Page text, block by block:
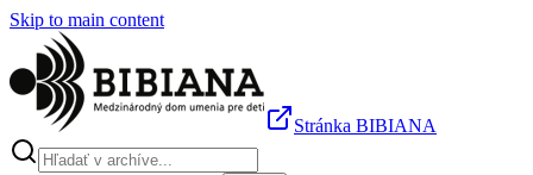
Skip to main content
Stránka BIBIANA